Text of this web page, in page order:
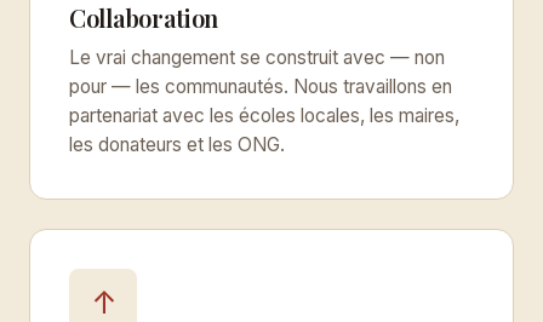
Collaboration
Le vrai changement se construit avec — non
pour — les communautés. Nous travaillons en
partenariat avec les écoles locales, les maires,
les donateurs et les ONG.
↑